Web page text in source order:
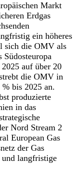
Markt
Erdgas
ein höheres
sich die OMV als
auf über 20
die OMV in
bis 2025 an.
produzierte
in das
Nord Stream 2
European Gas
der Gas
und langfristige